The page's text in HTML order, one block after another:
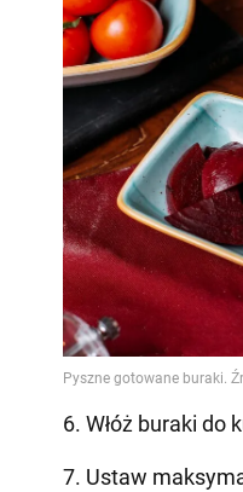
6. Włóż buraki do
7. Ustaw